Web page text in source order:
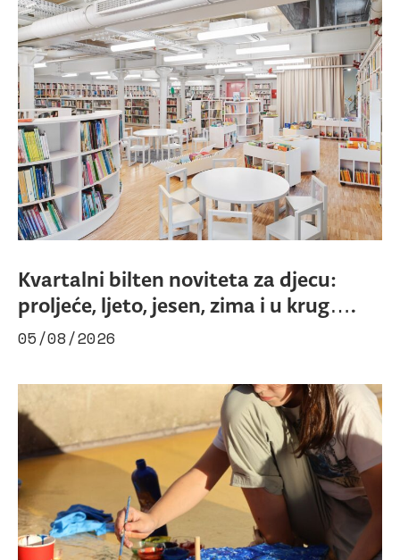
Kvartalni bilten noviteta za djecu:
proljeće, ljeto, jesen, zima i u krug….
05/08/2026